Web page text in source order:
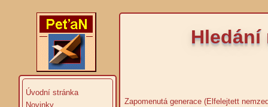
Úvodní stránka
Novinky
Hledání
Zapomenutá generace (Elfelejtett